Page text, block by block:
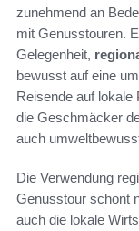
zunehmend an
mit Genusstouren.
Gelegenheit,
bewusst auf eine
Reisende auf lokale
die Geschmäcker
auch
Die Verwendung
Genusstour schont
auch die lokale